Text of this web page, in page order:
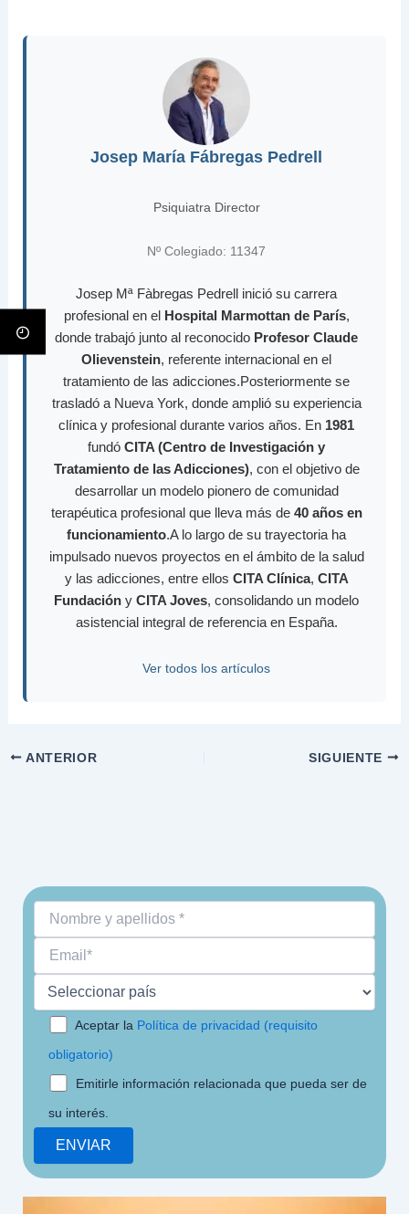
Josep María Fábregas Pedrell
Psiquiatra Director
Nº Colegiado: 11347
Josep Mª Fàbregas Pedrell inició su carrera
profesional en el Hospital Marmottan de París,
donde trabajó junto al reconocido Profesor Claude
Olievenstein, referente internacional en el
tratamiento de las adicciones.Posteriormente se
trasladó a Nueva York, donde amplió su experiencia
clínica y profesional durante varios años. En 1981
fundó CITA (Centro de Investigación y
Tratamiento de las Adicciones), con el objetivo de
desarrollar un modelo pionero de comunidad
terapéutica profesional que lleva más de 40 años en
funcionamiento.A lo largo de su trayectoria ha
impulsado nuevos proyectos en el ámbito de la salud
y las adicciones, entre ellos CITA Clínica, CITA
Fundación y CITA Joves, consolidando un modelo
asistencial integral de referencia en España.
Ver todos los artículos
ANTERIOR SIGUIENTE
Aceptar la Política de privacidad (requisito
obligatorio)
Emitirle información relacionada que pueda ser de
su interés.